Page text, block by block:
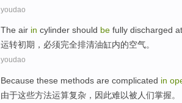
youdao
The air in cylinder should be fully discharged at
运转初期 ， 必须完全排清油缸内的空气。
youdao
Because these methods are complicated in
由于这些方法运算复杂 ， 因此难以被 人们掌握。